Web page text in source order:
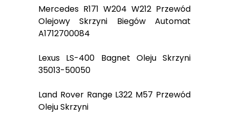
Mercedes R171 W204 W212 Przewód
Olejowy Skrzyni Biegów Automat
A1712700084
Lexus LS-400 Bagnet Oleju Skrzyni
35013-50050
Land Rover Range L322 M57 Przewód
Oleju Skrzyni